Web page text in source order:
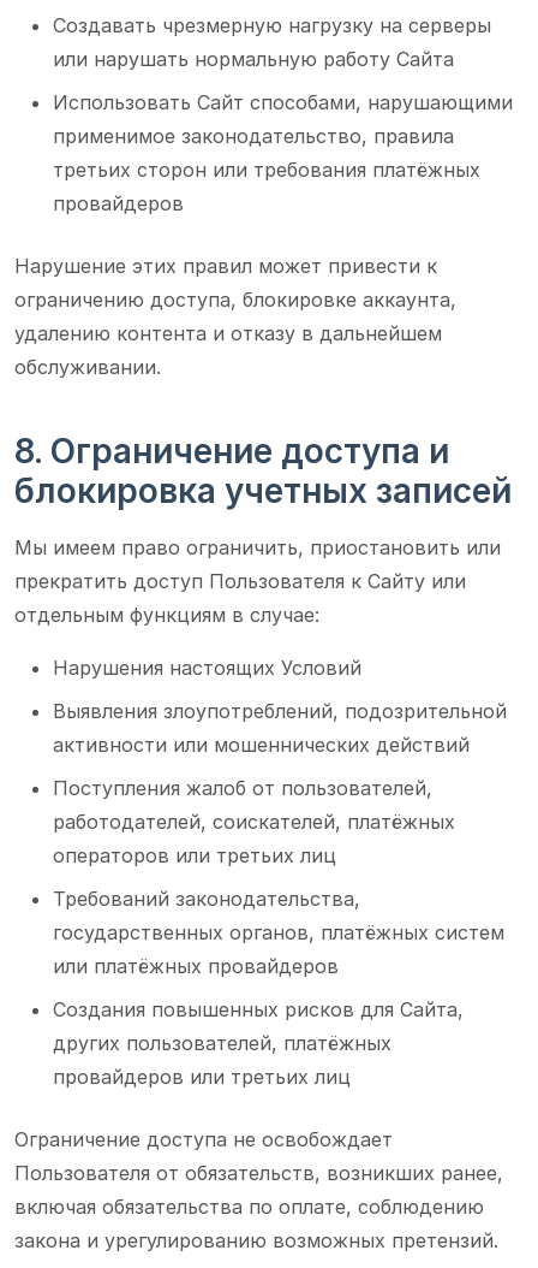
Создавать чрезмерную нагрузку на серверы
или нарушать нормальную работу Сайта
Использовать Сайт способами, нарушающими
применимое законодательство, правила
третьих сторон или требования платёжных
провайдеров
Нарушение этих правил может привести к
ограничению доступа, блокировке аккаунта,
удалению контента и отказу в дальнейшем
обслуживании.
8. Ограничение доступа и
блокировка учетных записей
Мы имеем право ограничить, приостановить или
прекратить доступ Пользователя к Сайту или
отдельным функциям в случае:
Нарушения настоящих Условий
Выявления злоупотреблений, подозрительной
активности или мошеннических действий
Поступления жалоб от пользователей,
работодателей, соискателей, платёжных
операторов или третьих лиц
Требований законодательства,
государственных органов, платёжных систем
или платёжных провайдеров
Создания повышенных рисков для Сайта,
других пользователей, платёжных
провайдеров или третьих лиц
Ограничение доступа не освобождает
Пользователя от обязательств, возникших ранее,
включая обязательства по оплате, соблюдению
закона и урегулированию возможных претензий.